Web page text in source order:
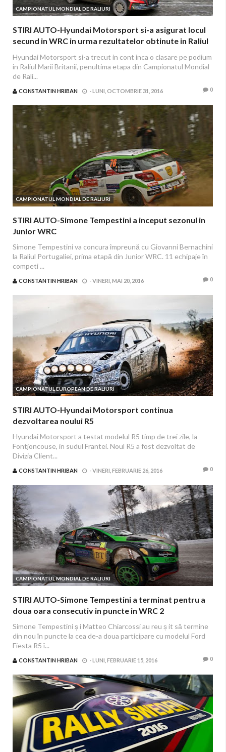
CAMPIONATUL MONDIAL DE RALIURI
STIRI AUTO-Hyundai Motorsport si-a asigurat locul
secund in WRC in urma rezultatelor obtinute in Raliul
Hyundai Motorsport si-a trecut in cont inca o clasare pe podium
in Raliul Marii Britanii, penultima etapa din Campionatul Mondial
de Rali...
CONSTANTIN HRIBAN -LUNI, OCTOMBRIE 31, 2016 0
CAMPIONATUL MONDIAL DE RALIURI
STIRI AUTO-Simone Tempestini a inceput sezonul in
Junior WRC
Simone Tempestini va concura împreună cu Giovanni Bernachini
la Raliul Portugaliei, prima etapă din Junior WRC. 11 echipaje în
competi ...
CONSTANTIN HRIBAN -VINERI, MAI 20, 2016 0
CAMPIONATUL EUROPEAN DE RALIURI
STIRI AUTO-Hyundai Motorsport continua
dezvoltarea noului R5
Hyundai Motorsport a testat modelul R5 timp de trei zile, la
Fontjoncouse, in sudul Frantei. Noul R5 a fost dezvoltat de
Divizia Client...
CONSTANTIN HRIBAN -VINERI, FEBRUARIE 26, 2016 0
CAMPIONATUL MONDIAL DE RALIURI
STIRI AUTO-Simone Tempestini a terminat pentru a
doua oara consecutiv in puncte in WRC 2
Simone Tempestini ș i Matteo Chiarcossi au reu ș it să termine
din nou în puncte la cea de-a doua participare cu modelul Ford
Fiesta R5 î...
CONSTANTIN HRIBAN -LUNI, FEBRUARIE 15, 2016 0